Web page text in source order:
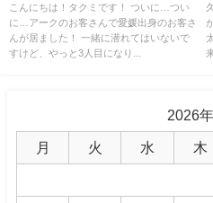
こんにちは！タクミです！ ついに…つい
に…アークのお客さんで愛媛出身のお客さ
んが居ました！ 一緒に潜れてはいないで
すけど、やっと3人目になり...
2026
月 火 水 木